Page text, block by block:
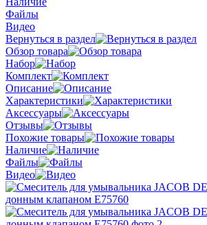
Файлы
Видео
Вернуться в раздел
Обзор товара
Набор
Комплект
Описание
Характеристики
Аксессуары
Отзывы
Похожие товары
Наличие
Файлы
Видео